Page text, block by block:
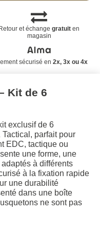
et échangegratuit en
magasin
sécurisé en 2x, 3x ou 4x
Kit de 6
exclusif de 6
parfait pour
EDC, tactique ou
une forme, une
à différents
à la fixation rapide
une durabilité
dans une boîte
ne sont pas